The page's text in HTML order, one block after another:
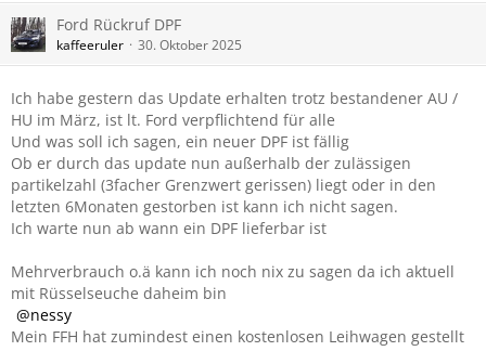
Ford Rückruf DPF
kaffeeruler 30. Oktober 2025
Ich habe gestern das Update erhalten trotz bestandener AU /
HU im März, ist lt. Ford verpflichtend für alle
Und was soll ich sagen, ein neuer DPF ist fällig
Ob er durch das update nun außerhalb der zulässigen
partikelzahl (3facher Grenzwert gerissen) liegt oder in den
letzten 6Monaten gestorben ist kann ich nicht sagen.
Ich warte nun ab wann ein DPF lieferbar ist
Mehrverbrauch o.ä kann ich noch nix zu sagen da ich aktuell
mit Rüsselseuche daheim bin
nessy
Mein FFH hat zumindest einen kostenlosen Leihwagen gestellt